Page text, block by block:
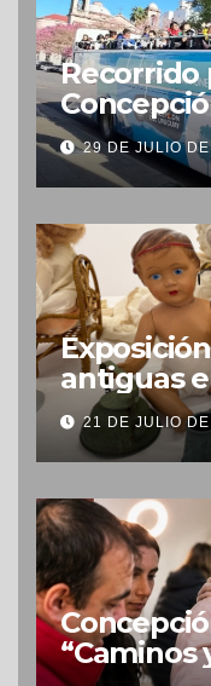
Recorrido
29 DE JULIO
antiguas
Uruguay
21 DE JULIO
“Caminos